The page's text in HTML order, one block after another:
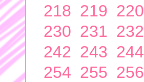
218 219 220
230 231 232
242 243 244
254 255 256